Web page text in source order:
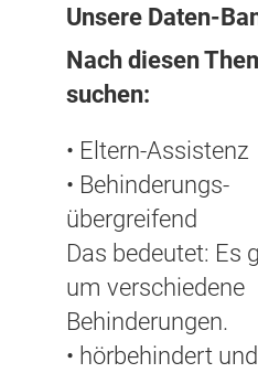
Unsere Daten-
Nach diesen
suchen:
• Eltern-Assistenz
• Behinderungs-
übergreifend
Das bedeutet: Es
um verschiedene
Behinderungen.
• hörbehindert